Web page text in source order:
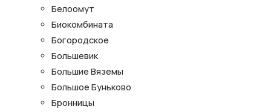
Белоомут
Биокомбината
Богородское
Большевик
Большие Вяземы
Большое Буньково
Бронницы